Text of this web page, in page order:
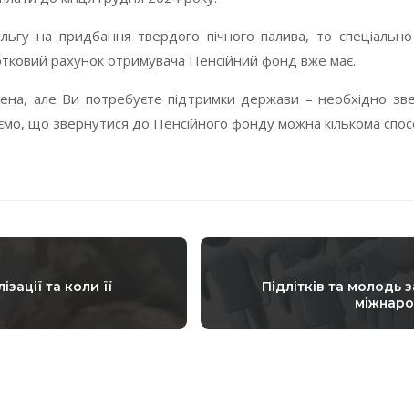
на придбання твердого пічного палива, то
рахунок отримувача Пенсійний фонд вже має.
але Ви потребуєте підтримки держави – необхідно
що звернутися до Пенсійного фонду можна кількома
та коли її
Підлітків та